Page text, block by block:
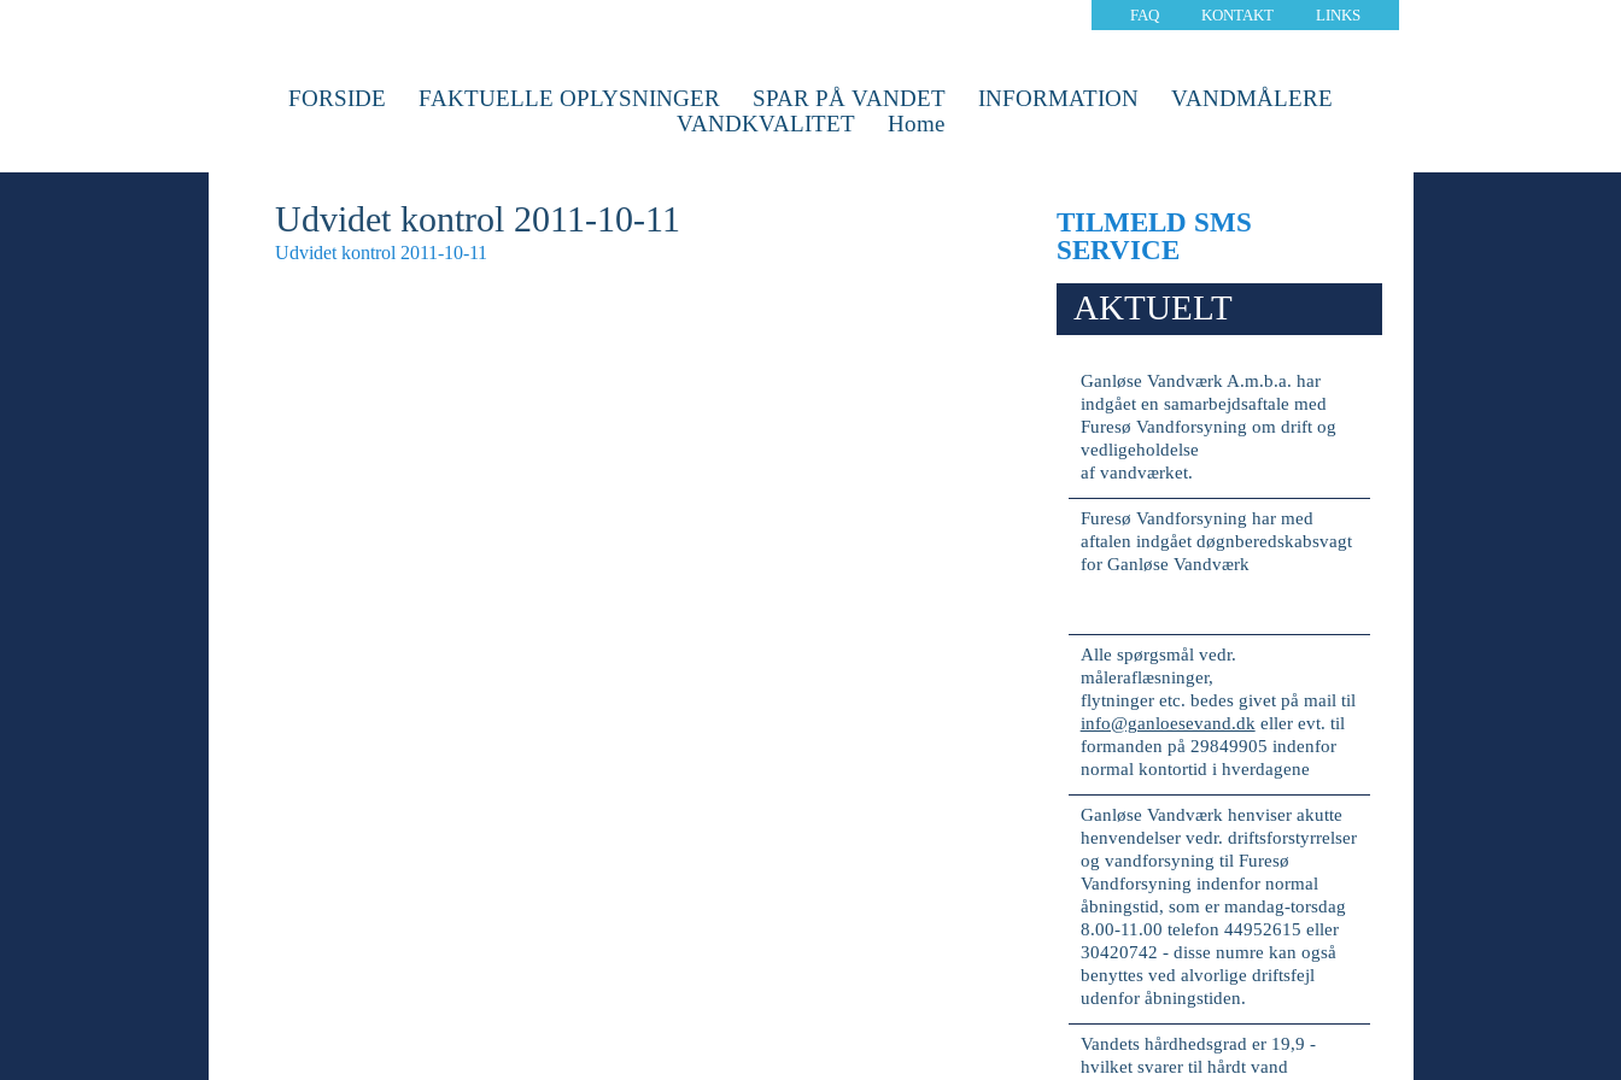
FAQ KONTAKT LINKS
FORSIDE FAKTUELLE OPLYSNINGER SPAR PÅ VANDET INFORMATION
VANDMÅLERE
VANDKVALITET
Home
Udvidet kontrol 2011-10-11
Udvidet kontrol 2011-10-11
TILMELD SMS
SERVICE
AKTUELT
Ganløse Vandværk A.m.b.a. har
indgået en samarbejdsaftale med
Furesø Vandforsyning om drift og
vedligeholdelse
af vandværket.
Furesø Vandforsyning har med
aftalen indgået døgnberedskabsvagt
for Ganløse Vandværk
Alle spørgsmål vedr.
måleraflæsninger,
flytninger etc. bedes givet på mail til
info@ganloesevand.dk eller evt. til
formanden på 29849905 indenfor
normal kontortid i hverdagene
Ganløse Vandværk henviser akutte
henvendelser vedr. driftsforstyrrelser
og vandforsyning til Furesø
Vandforsyning indenfor normal
åbningstid, som er mandag-torsdag
8.00-11.00 telefon 44952615 eller
30420742 - disse numre kan også
benyttes ved alvorlige driftsfejl
udenfor åbningstiden.
Vandets hårdhedsgrad er 19,9 -
hvilket svarer til hårdtvand